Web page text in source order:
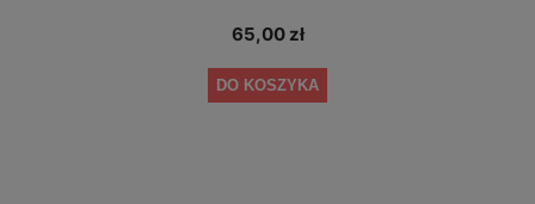
65,00 zł
DO KOSZYKA